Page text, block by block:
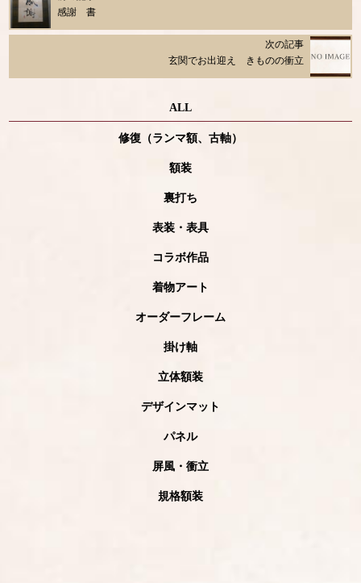
感謝 書
次の記事
玄関でお出迎え きものの衝立
ALL
修復（ランマ額、古軸）
額装
裏打ち
表装・表具
コラボ作品
着物アート
オーダーフレーム
掛け軸
立体額装
デザインマット
パネル
屏風・衝立
規格額装